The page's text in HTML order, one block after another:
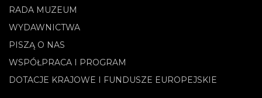
RADA MUZEUM
WYDAWNICTWA
PISZĄ O NAS
WSPÓŁPRACA I PROGRAM
DOTACJE KRAJOWE I FUNDUSZE EUROPEJSKIE